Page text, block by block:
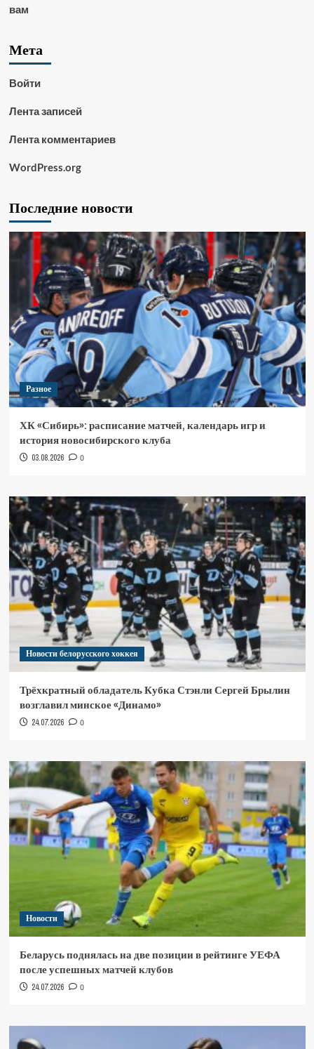
вам
Мета
Войти
Лента записей
Лента комментариев
WordPress.org
Последние новости
Разное
ХК «Сибирь»: расписание матчей, календарь игр и
история новосибирского клуба
03.08.2026 0
Новости белорусского хоккея
Трёхкратный обладатель Кубка Стэнли Сергей Брылин
возглавил минское «Динамо»
24.07.2026 0
Новости
Беларусь поднялась на две позиции в рейтинге УЕФА
после успешных матчей клубов
24.07.2026 0